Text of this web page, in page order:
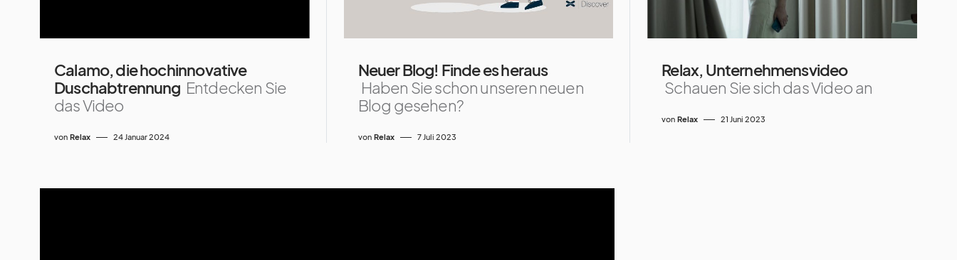
Calamo, die hochinnovative
Duschabtrennung Entdecken Sie
das Video
von Relax 24 Januar 2024
Neuer Blog! Finde es heraus
Haben Sie schon unseren neuen
Blog gesehen?
von Relax 7 Juli 2023
Relax, Unternehmensvideo
Schauen Sie sich das Video an
von Relax 21 Juni 2023